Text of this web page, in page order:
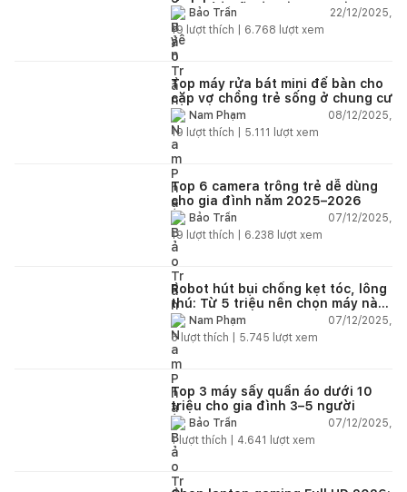
nhẹ đầu mỗi ngày
Bảo Trần
22/12/2025,
19 lượt thích | 6.768 lượt xem
Top máy rửa bát mini để bàn cho
cặp vợ chồng trẻ sống ở chung cư
Nam Phạm
08/12/2025,
19 lượt thích | 5.111 lượt xem
Top 6 camera trông trẻ dễ dùng
cho gia đình năm 2025–2026
Bảo Trần
07/12/2025,
19 lượt thích | 6.238 lượt xem
Robot hút bụi chống kẹt tóc, lông
thú: Từ 5 triệu nên chọn máy nào
năm 2025–2026?
Nam Phạm
07/12/2025,
6lượt thích | 5.745 lượt xem
Top 3 máy sấy quần áo dưới 10
triệu cho gia đình 3–5 người
Bảo Trần
07/12/2025,
1lượt thích | 4.641 lượt xem